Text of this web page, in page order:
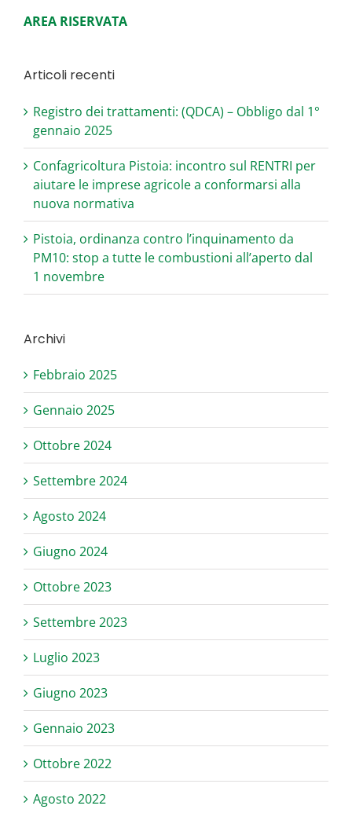
AREA RISERVATA
Articoli recenti
Registro dei trattamenti: (QDCA) – Obbligo dal 1°
gennaio 2025
Confagricoltura Pistoia: incontro sul RENTRI per
aiutare le imprese agricole a conformarsi alla
nuova normativa
Pistoia, ordinanza contro l’inquinamento da
PM10: stop a tutte le combustioni all’aperto dal
1 novembre
Archivi
Febbraio 2025
Gennaio 2025
Ottobre 2024
Settembre 2024
Agosto 2024
Giugno 2024
Ottobre 2023
Settembre 2023
Luglio 2023
Giugno 2023
Gennaio 2023
Ottobre 2022
Agosto 2022